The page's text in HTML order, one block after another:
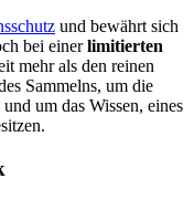
und bewährt sich
bei einerlimitierten
mehr als den reinen
Sammelns, um die
um das Wissen, eines